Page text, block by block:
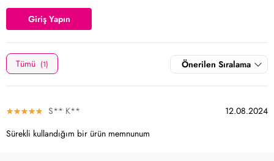
Giriş Yapın
Tümü (1) Önerilen Sıralama
S** K**
12.08.2024
Sürekli kullandığım bir ürün memnunum